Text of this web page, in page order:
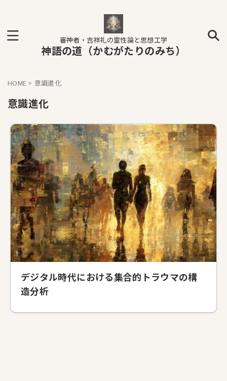
審神者・吉祥礼の霊性論と思想工学
神語の道（かむがたりのみち）
HOME > 意識進化
意識進化
デジタル時代における集合的トラウマの構
造分析